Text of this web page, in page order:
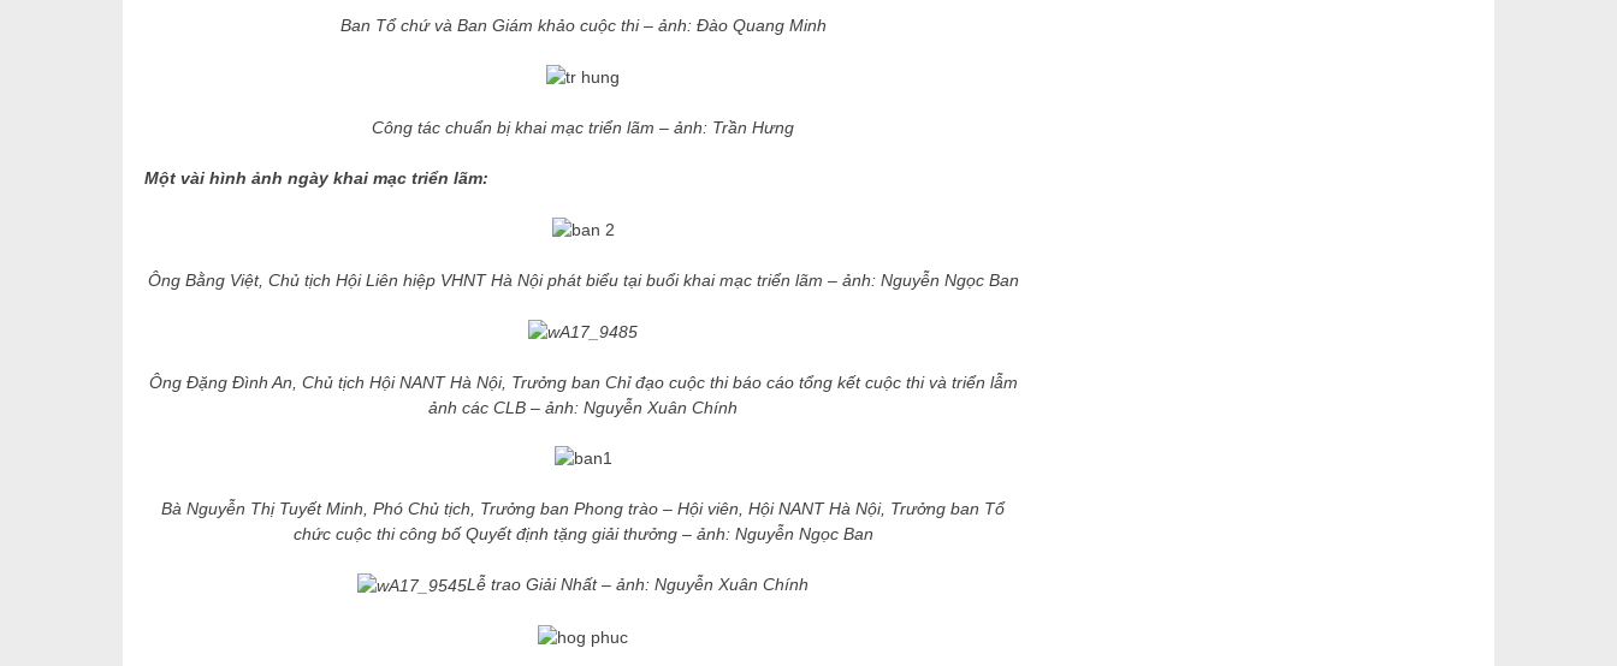
Ban Tổ chứ và Ban Giám khảo cuộc thi – ảnh: Đào Quang Minh
Công tác chuẩn bị khai mạc triển lãm – ảnh: Trần Hưng
Một vài hình ảnh ngày khai mạc triển lãm:
Ông Bằng Việt, Chủ tịch Hội Liên hiệp VHNT Hà Nội phát biểu tại buổi khai mạc triển lãm – ảnh: Nguyễn Ngọc Ban
Ông Đặng Đình An, Chủ tịch Hội NANT Hà Nội, Trưởng ban Chỉ đạo cuộc thi báo cáo tổng kết cuộc thi và triển lẫm
ảnh các CLB – ảnh: Nguyễn Xuân Chính
Bà Nguyễn Thị Tuyết Minh, Phó Chủ tịch, Trưởng ban Phong trào – Hội viên, Hội NANT Hà Nội, Trưởng ban Tổ
chức cuộc thi công bố Quyết định tặng giải thưởng – ảnh: Nguyễn Ngọc Ban
Lễ trao Giải Nhất – ảnh: Nguyễn Xuân Chính